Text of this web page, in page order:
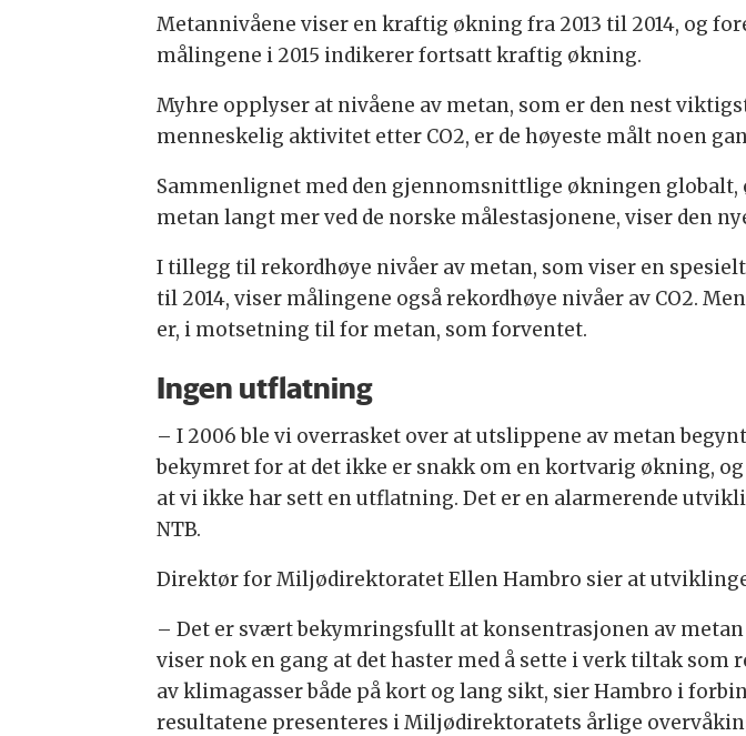
Metannivåene viser en kraftig økning fra 2013 til 2014, og
målingene i 2015 indikerer fortsatt kraftig økning.
Myhre opplyser at nivåene av metan, som er den nest
menneskelig aktivitet etter CO2, er de høyeste målt noen
Sammenlignet med den gjennomsnittlige økningen globalt,
metan langt mer ved de norske målestasjonene, viser den
I tillegg til rekordhøye nivåer av metan, som viser en
til 2014, viser målingene også rekordhøye nivåer av CO2.
er, i motsetning til for metan, som forventet.
Ingen utflatning
– I 2006 ble vi overrasket over at utslippene av metan
bekymret for at det ikke er snakk om en kortvarig økning,
at vi ikke har sett en utflatning. Det er en alarmerende
NTB.
Direktør for Miljødirektoratet Ellen Hambro sier at
– Det er svært bekymringsfullt at konsentrasjonen av metan
viser nok en gang at det haster med å sette i verk tiltak som
av klimagasser både på kort og lang sikt, sier Hambro i
resultatene presenteres i Miljødirektoratets årlige